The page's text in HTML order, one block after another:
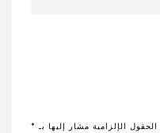
الحقول الإلزامية مشار إليها بـ *